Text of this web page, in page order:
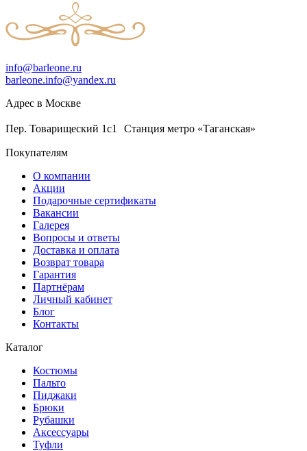
info@barleone.ru
barleone.info@yandex.ru
Адрес в Москве
Пер. Товарищеский 1с1 Станция метро «Таганская»
Покупателям
О компании
Акции
Подарочные сертификаты
Вакансии
Галерея
Вопросы и ответы
Доставка и оплата
Возврат товара
Гарантия
Партнёрам
Личный кабинет
Блог
Контакты
Каталог
Костюмы
Пальто
Пиджаки
Брюки
Рубашки
Аксессуары
Туфли